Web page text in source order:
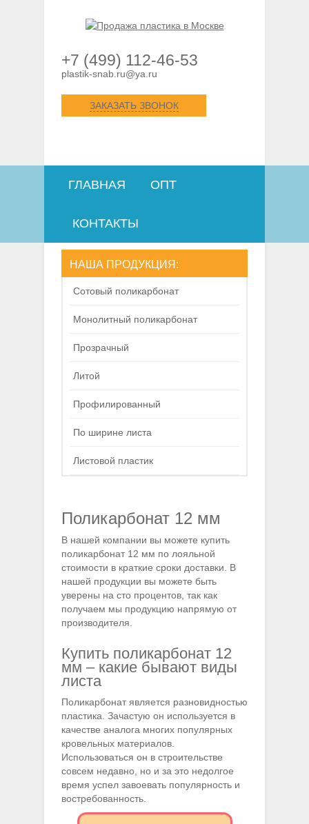
+7 (499) 112-46-53
plastik-snab.ru@ya.ru
ЗАКАЗАТЬ ЗВОНОК
ГЛАВНАЯ ОПТ
КОНТАКТЫ
НАША ПРОДУКЦИЯ:
Сотовый поликарбонат
Монолитный поликарбонат
Прозрачный
Литой
Профилированный
По ширине листа
Листовой пластик
Поликарбонат 12 мм
В нашей компании вы можете купить
поликарбонат 12 мм по лояльной
стоимости в краткие сроки доставки. В
нашей продукции вы можете быть
уверены на сто процентов, так как
получаем мы продукцию напрямую от
производителя.
Купить поликарбонат 12
мм – какие бывают виды
листа
Поликарбонат является разновидностью
пластика. Зачастую он используется в
качестве аналога многих популярных
кровельных материалов.
Использоваться он в строительстве
совсем недавно, но и за это недолгое
время успел завоевать популярность и
востребованность.